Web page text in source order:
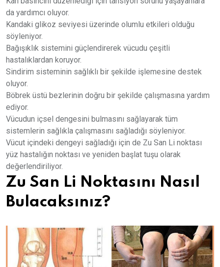
da yardımcı oluyor.
Kandaki glikoz seviyesi üzerinde olumlu etkileri olduğu
söyleniyor.
Bağışıklık sistemini güçlendirerek vücudu çeşitli
hastalıklardan koruyor.
Sindirim sisteminin sağlıklı bir şekilde işlemesine destek
oluyor.
Böbrek üstü bezlerinin doğru bir şekilde çalışmasına yardım
ediyor.
Vücudun içsel dengesini bulmasını sağlayarak tüm
sistemlerin sağlıkla çalışmasını sağladığı söyleniyor.
Vücut içindeki dengeyi sağladığı için de Zu San Li noktası
yüz hastalığın noktası ve yeniden başlat tuşu olarak
değerlendiriliyor.
Zu San Li Noktasını Nasıl
Bulacaksınız?